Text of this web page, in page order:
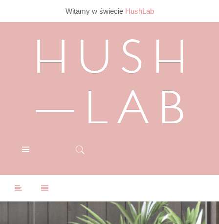
Witamy w świecie HushLab